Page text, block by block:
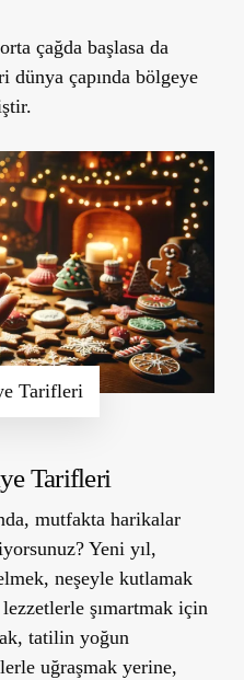
çağda başlasa da
dünya çapında bölgeye
Tarifleri
Tarifleri
mutfakta harikalar
Yeni yıl,
neşeyle kutlamak
şımartmak için
tatilin yoğun
uğraşmak yerine,